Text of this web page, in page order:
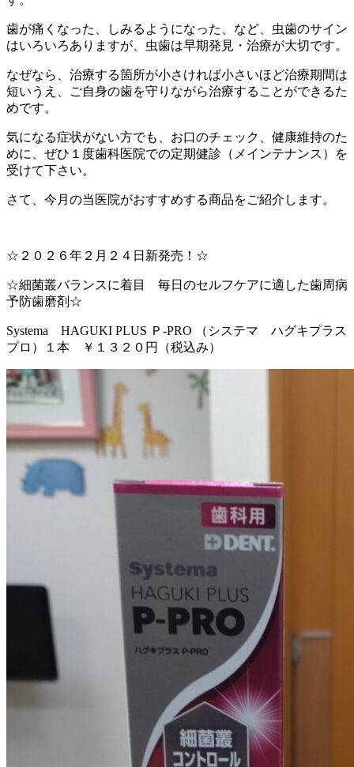
歯が痛くなった、しみるようになった、など、虫歯のサイン
はいろいろありますが、虫歯は早期発見・治療が大切です。
なぜなら、治療する箇所が小さければ小さいほど治療期間は
短いうえ、ご自身の歯を守りながら治療することができるた
めです。
気になる症状がない方でも、お口のチェック、健康維持のた
めに、ぜひ１度歯科医院での定期健診（メインテナンス）を
受けて下さい。
さて、今月の当医院がおすすめする商品をご紹介します。
☆２０２６年２月２４日新発売！☆
☆細菌叢バランスに着目 毎日のセルフケアに適した歯周病
予防歯磨剤☆
Systema HAGUKI PLUS Ｐ-PRO （システマ ハグキプラス
プロ）１本 ￥１３２０円（税込み）